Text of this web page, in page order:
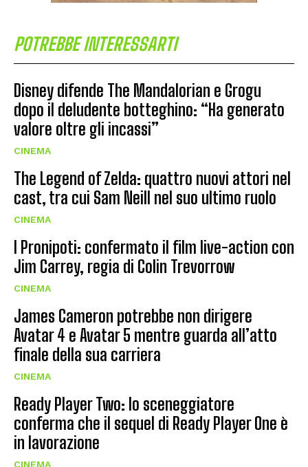
POTREBBE INTERESSARTI
Disney difende The Mandalorian e Grogu
dopo il deludente botteghino: “Ha generato
valore oltre gli incassi”
CINEMA
The Legend of Zelda: quattro nuovi attori nel
cast, tra cui Sam Neill nel suo ultimo ruolo
CINEMA
I Pronipoti: confermato il film live-action con
Jim Carrey, regia di Colin Trevorrow
CINEMA
James Cameron potrebbe non dirigere
Avatar 4 e Avatar 5 mentre guarda all’atto
finale della sua carriera
CINEMA
Ready Player Two: lo sceneggiatore
conferma che il sequel di Ready Player One è
in lavorazione
CINEMA